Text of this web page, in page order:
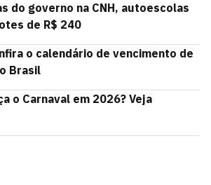
do governo na CNH, autoescolas
de R$ 240
o calendário de vencimento de
Brasil
o Carnaval em 2026? Veja